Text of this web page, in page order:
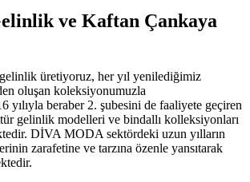
ve Kaftan Çankaya
üretiyoruz, her yıl yenilediğimiz
oluşan koleksiyonumuzla
yılıyla beraber 2. şubesini de faaliyete geçiren
gelinlik modelleri ve bindallı kolleksiyonları
DİVA MODA sektördeki uzun yılların
zarafetine ve tarzına özenle yansıtarak